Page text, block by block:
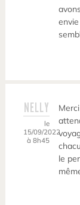
NELLY
le
15/09/2022
à 8h45
le